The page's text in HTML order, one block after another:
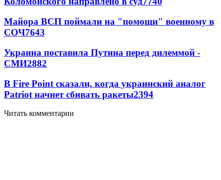
Майора ВСП поймали на "помощи" военному в
СОЧ7643
Украина поставила Путина перед дилеммой -
СМИ2882
В Fire Point сказали, когда украинский аналог
Patriot начнет сбивать ракеты2394
Читать комментарии